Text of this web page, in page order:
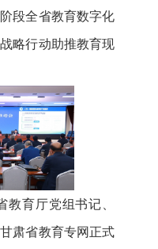
段全省教育数字化
略行动助推教育现
教育厅党组书记、
肃省教育专网正式